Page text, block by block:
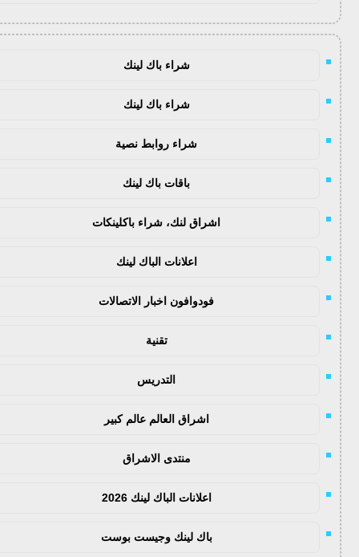
شراء باك لينك
شراء باك لينك
شراء روابط نصية
باقات باك لينك
اشراق لنك، شراء باكلينكات
اعلانات الباك لينك
فودوافون اخبار الاتصالات
تقنية
التدريس
اشراق العالم عالم كبير
منتدى الاشراق
اعلانات الباك لينك 2026
باك لينك وجيست بوست